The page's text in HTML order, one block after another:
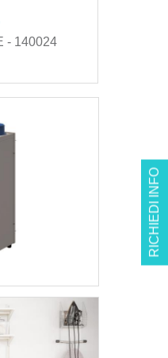
RICHIEDI INFO
- 140024